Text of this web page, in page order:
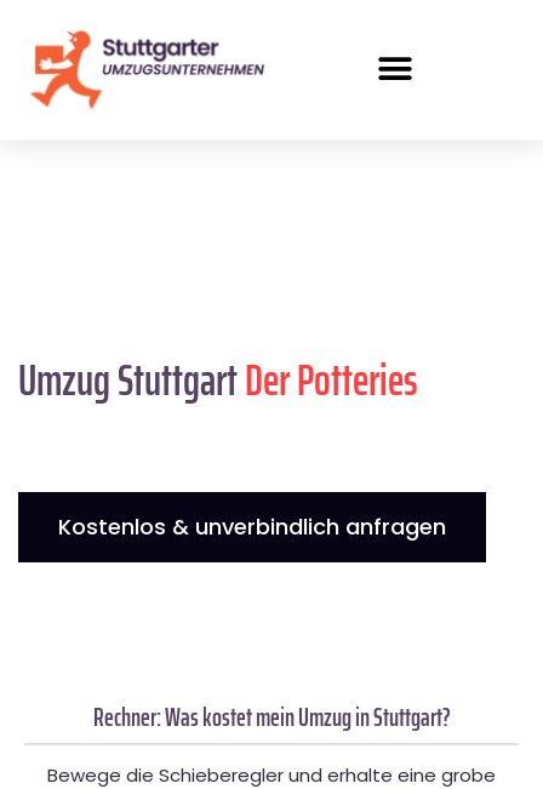
Umzug StuttgartDer Potteries
Kostenlos & unverbindlich anfragen
Rechner: Was kostet mein Umzug in Stuttgart?
Bewege die Schieberegler und erhalte eine grobe